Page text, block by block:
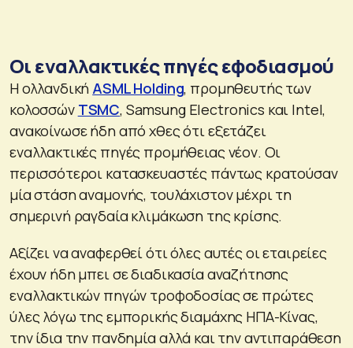
Οι εναλλακτικές πηγές εφοδιασμού
Η ολλανδική ASML Holding, προμηθευτής των
κολοσσών TSMC, Samsung Electronics και Intel,
ανακοίνωσε ήδη από χθες ότι εξετάζει
εναλλακτικές πηγές προμήθειας νέον. Οι
περισσότεροι κατασκευαστές πάντως κρατούσαν
μία στάση αναμονής, τουλάχιστον μέχρι τη
σημερινή ραγδαία κλιμάκωση της κρίσης.
Αξίζει να αναφερθεί ότι όλες αυτές οι εταιρείες
έχουν ήδη μπει σε διαδικασία αναζήτησης
εναλλακτικών πηγών τροφοδοσίας σε πρώτες
ύλες λόγω της εμπορικής διαμάχης ΗΠΑ-Κίνας,
την ίδια την πανδημία αλλά και την αντιπαράθεση